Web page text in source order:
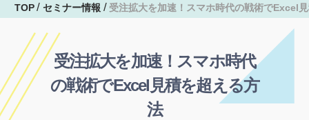
TOP セミナー情報 受注拡大を加速！スマホ時代の戦術でExcel
受注拡大を加速！スマホ時代
の戦術でExcel見積を超える方
法